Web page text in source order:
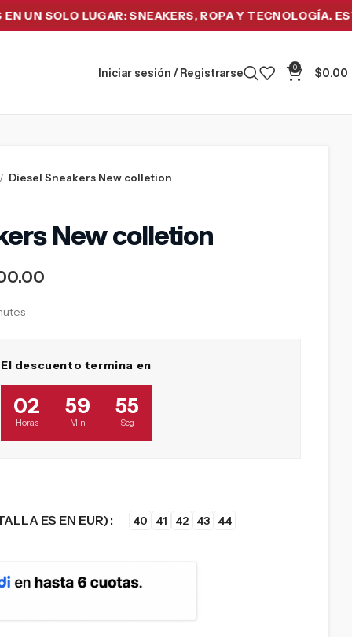
SOLO LUGAR: SNEAKERS, ROPA Y TECNOLOGÍA.
Iniciar sesión / Registrarse
0
$0.00
Diesel Sneakers New colletion
New colletion
El descuento termina en
02
Horas
59
Min
53
Seg
ES EN EUR) 40 41 42 43 44